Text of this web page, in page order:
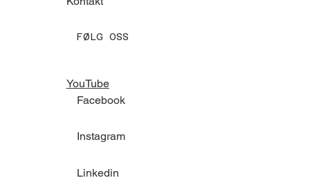
FØLG OSS
Facebook
YouTube
Instagram
Linkedin